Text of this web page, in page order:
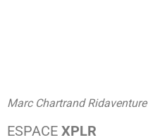
Marc Chartrand Ridaventure
ESPACE XPLR